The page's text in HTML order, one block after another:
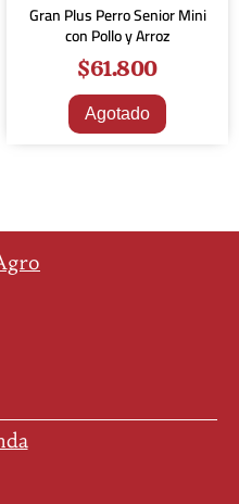
Gran Plus Perro Senior Mini
con Pollo y Arroz
$61.800
Agotado